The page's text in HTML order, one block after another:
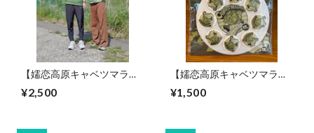
【嬬恋高原キャベツマラソ
Tシャツ2025
¥2,500
【嬬恋高原キャベツマラソ
ゼッケン留め＆ホルダーセ
¥1,500